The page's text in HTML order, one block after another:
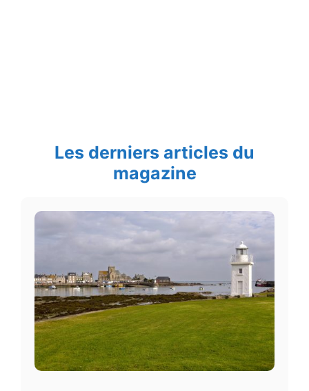
Les derniers articles du
magazine